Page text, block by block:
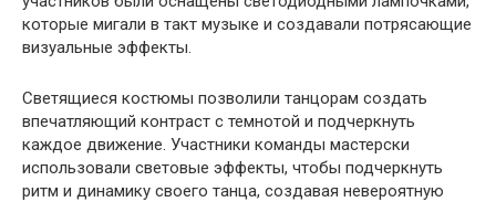
которые мигали в такт музыке и создавали потрясающие
визуальные эффекты.
Светящиеся костюмы позволили танцорам создать
впечатляющий контраст с темнотой и подчеркнуть
каждое движение. Участники команды мастерски
использовали световые эффекты, чтобы подчеркнуть
ритм и динамику своего танца, создавая невероятную